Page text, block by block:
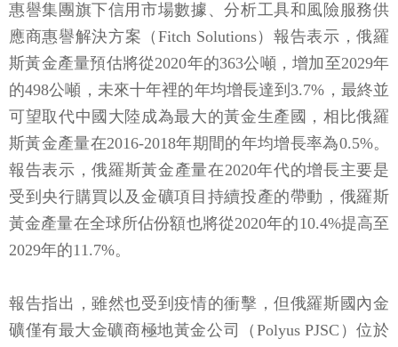
惠譽集團旗下信用市場數據、分析工具和風險服務供
應商惠譽解決方案（Fitch Solutions）報告表示，俄羅
斯黃金產量預估將從2020年的363公噸，增加至2029年
的498公噸，未來十年裡的年均增長達到3.7%，最終並
可望取代中國大陸成為最大的黃金生產國，相比俄羅
斯黃金產量在2016-2018年期間的年均增長率為0.5%。
報告表示，俄羅斯黃金產量在2020年代的增長主要是
受到央行購買以及金礦項目持續投產的帶動，俄羅斯
黃金產量在全球所佔份額也將從2020年的10.4%提高至
2029年的11.7%。
報告指出，雖然也受到疫情的衝擊，但俄羅斯國內金
礦僅有最大金礦商極地黃金公司（Polyus PJSC）位於